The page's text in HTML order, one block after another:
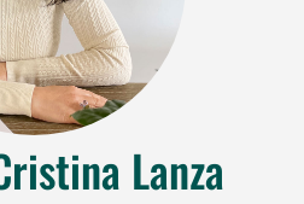
Lanza